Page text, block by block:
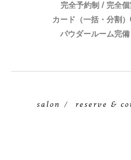
完全予約制 / 完全
カード（一括・分割
パウダールーム完
salon reserve &